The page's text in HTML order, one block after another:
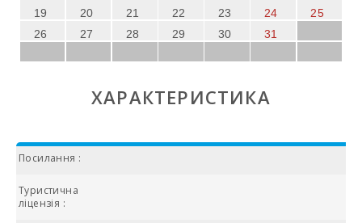
19
20 21 22 23 24
25
26
27 28 29 30 31
ХАРАКТЕРИСТИКА
Посилання :
Туристична
ліцензія :